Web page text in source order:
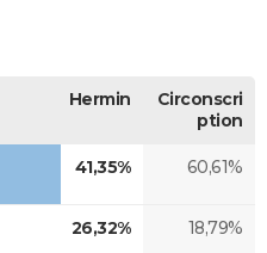
Hermin
Circonscri
ption
41,35% 60,61%
26,32% 18,79%